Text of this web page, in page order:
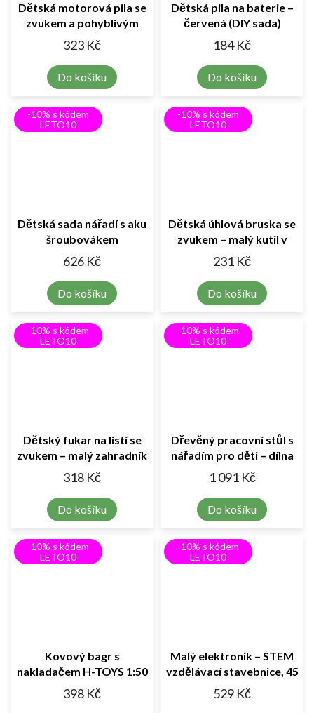
Dětská motorová pila se
zvukem a pohyblivým
řetězem
323 Kč
Do košíku
Dětská pila na baterie –
červená (DIY sada)
184 Kč
Do košíku
-10% s kódem
LETO10
Dětská sada nářadí s aku
šroubovákem
626 Kč
Do košíku
-10% s kódem
LETO10
Dětská úhlová bruska se
zvukem – malý kutil v
akci!
231 Kč
Do košíku
-10% s kódem
LETO10
Dětský fukar na listí se
zvukem – malý zahradník
v akci!
318 Kč
Do košíku
-10% s kódem
LETO10
Dřevěný pracovní stůl s
nářadím pro děti – dílna
malého kutila
1 091 Kč
Do košíku
-10% s kódem
LETO10
Kovový bagr s
nakladačem H-TOYS 1:50
– stavební stroj s
pohyblivou lopatou
398 Kč
-10% s kódem
LETO10
Malý elektronik – STEM
vzdělávací stavebnice, 45
dílků, 12 karet
529 Kč